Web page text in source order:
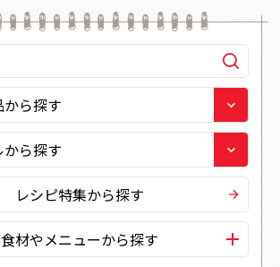
レシピ特集から探す
食材やメニューから探す